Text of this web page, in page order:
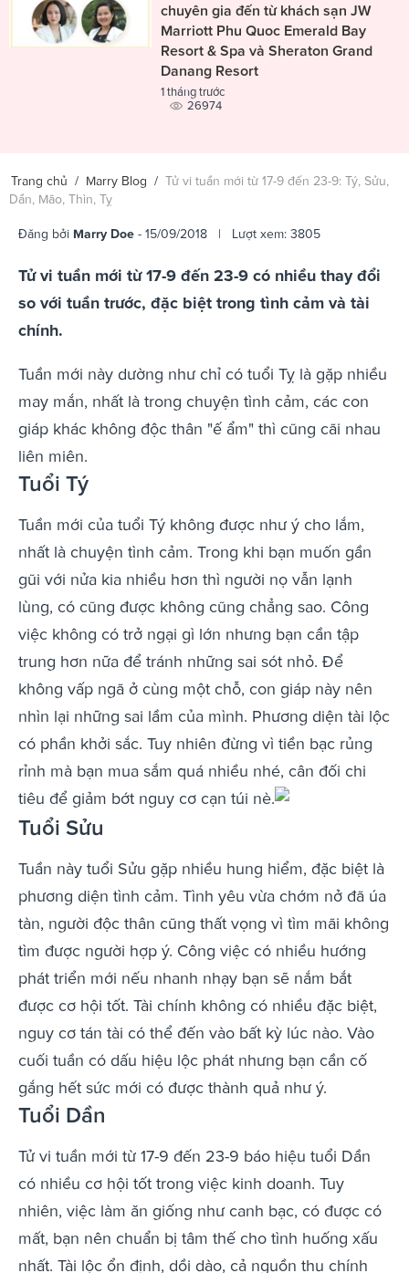
chuyên gia đến từ khách sạn JW
Marriott Phu Quoc Emerald Bay
Resort & Spa và Sheraton Grand
Danang Resort
1 tháng trước
26974
Trang chủ / Marry Blog / Tử vi tuần mới từ 17-9 đến 23-9: Tý, Sửu,
Dần, Mão, Thìn, Tỵ
Đăng bởi Marry Doe - 15/09/2018 | Lượt xem: 3805
Tử vi tuần mới từ 17-9 đến 23-9 có nhiều thay đổi
so với tuần trước, đặc biệt trong tình cảm và tài
chính.
Tuần mới này dường như chỉ có tuổi Tỵ là gặp nhiều
may mắn, nhất là trong chuyện tình cảm, các con
giáp khác không độc thân "ế ẩm" thì cũng cãi nhau
liên miên.
Tuổi Tý
Tuần mới của tuổi Tý không được như ý cho lắm,
nhất là chuyện tình cảm. Trong khi bạn muốn gần
gũi với nửa kia nhiều hơn thì người nọ vẫn lạnh
lùng, có cũng được không cũng chẳng sao. Công
việc không có trở ngại gì lớn nhưng bạn cần tập
trung hơn nữa để tránh những sai sót nhỏ. Để
không vấp ngã ở cùng một chỗ, con giáp này nên
nhìn lại những sai lầm của mình. Phương diện tài lộc
có phần khởi sắc. Tuy nhiên đừng vì tiền bạc rủng
rỉnh mà bạn mua sắm quá nhiều nhé, cân đối chi
tiêu để giảm bớt nguy cơ cạn túi nè.
Tuổi Sửu
Tuần này tuổi Sửu gặp nhiều hung hiểm, đặc biệt là
phương diện tình cảm. Tình yêu vừa chớm nở đã úa
tàn, người độc thân cũng thất vọng vì tìm mãi không
tìm được người hợp ý. Công việc có nhiều hướng
phát triển mới nếu nhanh nhạy bạn sẽ nắm bắt
được cơ hội tốt. Tài chính không có nhiều đặc biệt,
nguy cơ tán tài có thể đến vào bất kỳ lúc nào. Vào
cuối tuần có dấu hiệu lộc phát nhưng bạn cần cố
gắng hết sức mới có được thành quả như ý.
Tuổi Dần
Tử vi tuần mới từ 17-9 đến 23-9 báo hiệu tuổi Dần
có nhiều cơ hội tốt trong việc kinh doanh. Tuy
nhiên, việc làm ăn giống như canh bạc, có được có
mất, bạn nên chuẩn bị tâm thế cho tình huống xấu
nhất. Tài lộc ổn định, dồi dào, cả nguồn thu chính